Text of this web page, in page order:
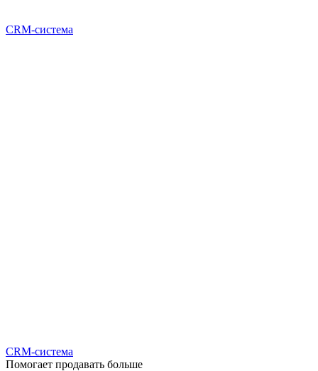
CRM-система
CRM-система
Помогает продавать больше